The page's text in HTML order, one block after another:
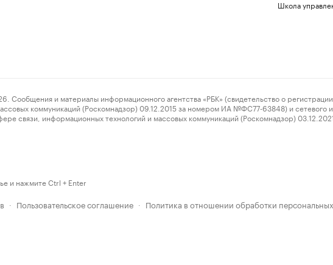
Школа
и материалы информационного агентства «РБК» (свидетельство о
коммуникаций (Роскомнадзор) 09.12.2015 за номером ИА №ФС77-63848) и сетевого
связи, информационных технологий и массовых коммуникаций (Роскомнадзор)
и нажмите Ctrl + Enter
· Пользовательское соглашение · Политика в отношении обработки